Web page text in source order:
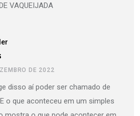
VAQUEIJADA
DE 2022
disso aí poder ser chamado de
o que aconteceu em um simples